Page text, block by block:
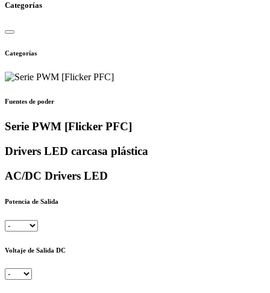
Categorías
Categorías
Fuentes de poder
Serie PWM [Flicker PFC]
Drivers LED carcasa plástica
AC/DC Drivers LED
Potencia de Salida
Voltaje de Salida DC